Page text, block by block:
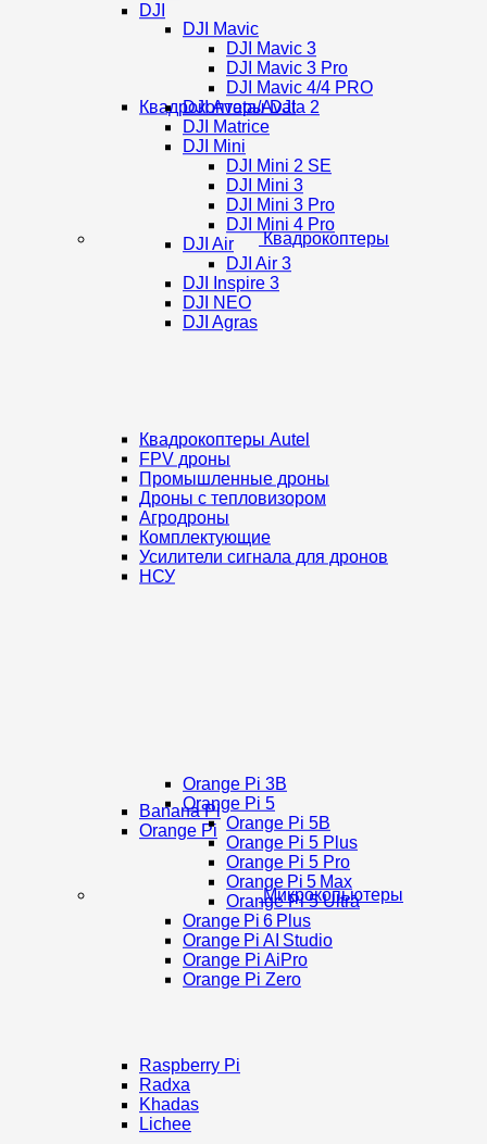
DJI
Квадрокоптеры
Квадрокоптеры DJI
DJI Mavic
DJI Mavic 3
DJI Mavic 3 Pro
DJI Mavic 4/4 PRO
DJI Avata/Avata 2
DJI Matrice
DJI Mini
DJI Mini 2 SE
DJI Mini 3
DJI Mini 3 Pro
DJI Mini 4 Pro
DJI Air
DJI Air 3
DJI Inspire 3
DJI NEO
DJI Agras
Квадрокоптеры Autel
FPV дроны
Промышленные дроны
Дроны с тепловизором
Агродроны
Комплектующие
Усилители сигнала для дронов
НСУ
Микрокопьютеры
Banana Pi
Orange Pi
Orange Pi 3B
Orange Pi 5
Orange Pi 5B
Orange Pi 5 Plus
Orange Pi 5 Pro
Orange Pi 5 Max
Orange Pi 5 Ultra
Orange Pi 6 Plus
Orange Pi AI Studio
Orange Pi AiPro
Orange Pi Zero
Raspberry Pi
Radxa
Khadas
Lichee